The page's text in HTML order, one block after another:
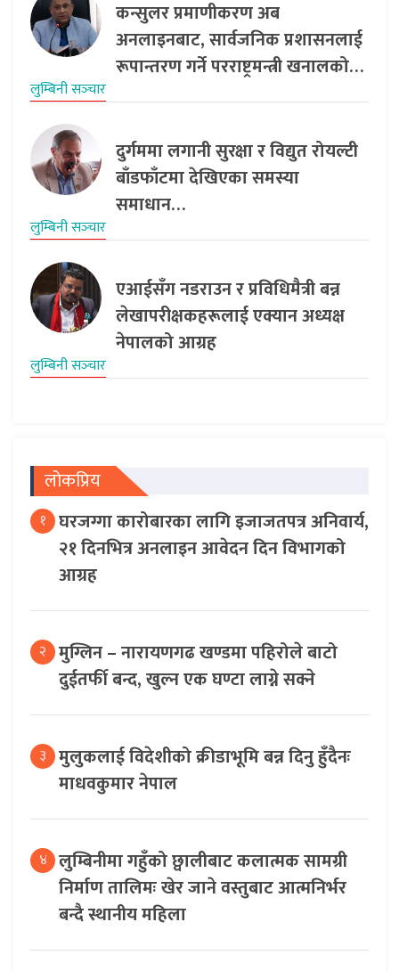
कन्सुलर प्रमाणीकरण अब
अनलाइनबाट, सार्वजनिक प्रशासनलाई
रूपान्तरण गर्ने परराष्ट्रमन्त्री खनालको…
लुम्बिनी सञ्‍चार
दुर्गममा लगानी सुरक्षा र विद्युत रोयल्टी
बाँडफाँटमा देखिएका समस्या
समाधान…
लुम्बिनी सञ्‍चार
एआईसँग नडराउन र प्रविधिमैत्री बन्न
लेखापरीक्षकहरूलाई एक्यान अध्यक्ष
नेपालको आग्रह
लुम्बिनी सञ्‍चार
लोकप्रिय
१ घरजग्गा कारोबारका लागि इजाजतपत्र अनिवार्य,
२१ दिनभित्र अनलाइन आवेदन दिन विभागको
आग्रह
२ मुग्लिन – नारायणगढ खण्डमा पहिरोले बाटो
दुईतर्फी बन्द, खुल्न एक घण्टा लाग्ने सक्ने
३ मुलुकलाई विदेशीको क्रीडाभूमि बन्न दिनु हुँदैनः
माधवकुमार नेपाल
४ लुम्बिनीमा गहुँको छ्वालीबाट कलात्मक सामग्री
निर्माण तालिमः खेर जाने वस्तुबाट आत्मनिर्भर
बन्दै स्थानीय महिला